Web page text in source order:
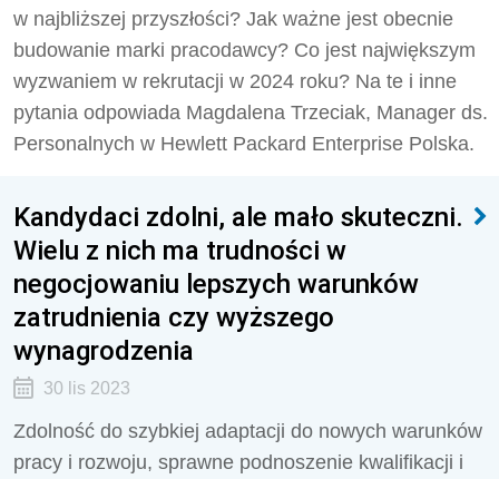
w najbliższej przyszłości? Jak ważne jest obecnie
budowanie marki pracodawcy? Co jest największym
wyzwaniem w rekrutacji w 2024 roku? Na te i inne
pytania odpowiada Magdalena Trzeciak, Manager ds.
Personalnych w Hewlett Packard Enterprise Polska.
Kandydaci zdolni, ale mało skuteczni.
Wielu z nich ma trudności w
negocjowaniu lepszych warunków
zatrudnienia czy wyższego
wynagrodzenia
30 lis 2023
Zdolność do szybkiej adaptacji do nowych warunków
pracy i rozwoju, sprawne podnoszenie kwalifikacji i